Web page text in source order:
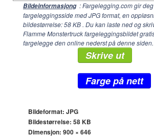
Bildeinformasjong : Fargelegging.com gir
fargeleggingsside med JPG format, en
bildestørrelse: 58 KB . Du kan laste ned og
Flamme Monstertruck fargeleggingsbildet
fargelegge den online nederst på denne siden.
Skrive ut
Farge på nett
Bildeformat: JPG
Bildestørrelse: 58 KB
Dimensjon: 900 × 646